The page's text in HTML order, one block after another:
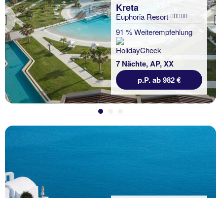
Previous
Kreta
Euphoria Resort
91 % Weiterempfehlung
7 Nächte, AP, XX
p.P. ab 982 €